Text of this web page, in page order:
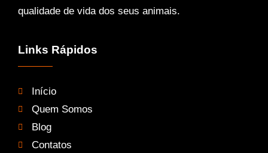
qualidade de vida dos seus animais.
Links Rápidos
Início
Quem Somos
Blog
Contatos